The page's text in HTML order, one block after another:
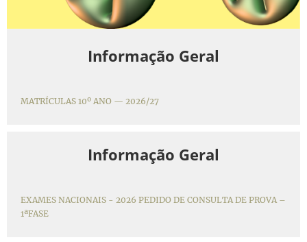
Informação Geral
MATRÍCULAS 10º ANO — 2026/27
Informação Geral
EXAMES NACIONAIS - 2026 PEDIDO DE CONSULTA DE PROVA –
1ªFASE